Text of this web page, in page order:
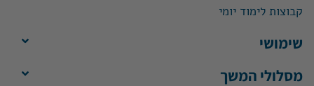
קבוצות לימוד יומי
שימושי
מסלולי המשך